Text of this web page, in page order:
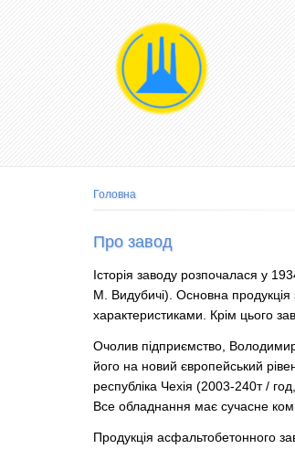
navigation
Рядок
Головна
Про завод
Історія заводу розпочалася у
М. Видубичі). Основна продукція
характеристиками. Крім цього
Очолив підприємство,
його на новий європейський
республіка Чехія (2003-240т /
Все обладнання має сучасне
Продукція асфальтобетонного